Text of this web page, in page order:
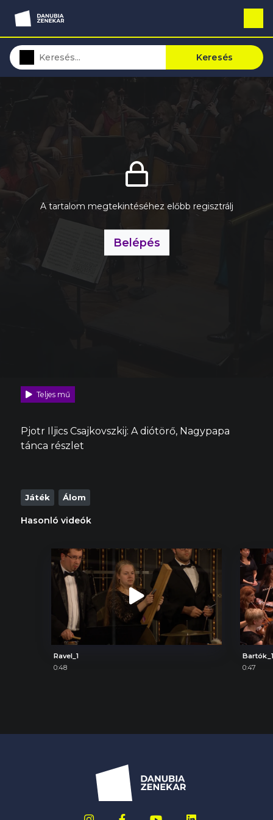
Keresés
A tartalom megtekintéséhez előbb regisztrálj
Belépés
Teljes mű
Pjotr Iljics Csajkovszkij: A diótörő, Nagypapa
tánca részlet
Játék Álom
Hasonló videók
Ravel_1
0:48
0:47